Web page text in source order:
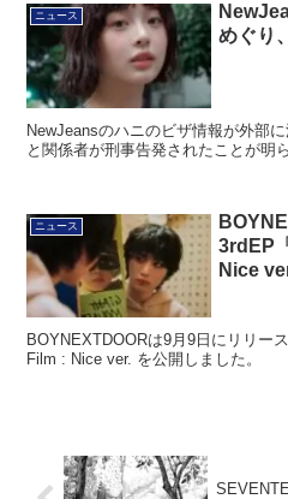
ニュース
めぐり
NewJeansのハニのビザ情報が外部
と関係者が刑事告発されたことが明
ニュース
3rdEP
Nice
BOYNEXTDOORは9月9日にリリー
Film : Nice ver. を公開しました。